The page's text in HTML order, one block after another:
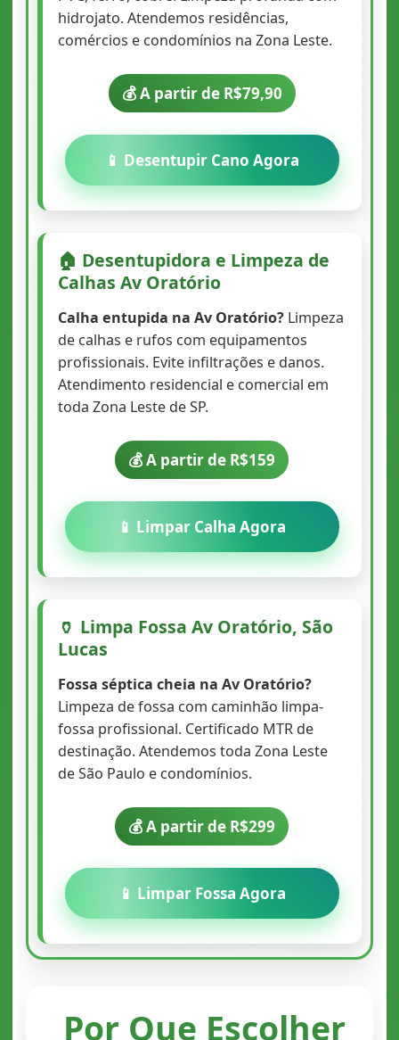
hidrojato. Atendemos residências,
comércios e condomínios na Zona Leste.
💰 A partir de R$79,90
📱 Desentupir Cano Agora
🏠 Desentupidora e Limpeza de
Calhas Av Oratório
Calha entupida na Av Oratório?Limpeza
de calhas e rufos com equipamentos
profissionais. Evite infiltrações e danos.
Atendimento residencial e comercial em
toda Zona Leste de SP.
💰 A partir de R$159
📱 Limpar Calha Agora
🏺 Limpa Fossa Av Oratório, São
Lucas
Fossa séptica cheia na Av Oratório?
Limpeza de fossa com caminhão limpa-
fossa profissional. Certificado MTR de
destinação. Atendemos toda Zona Leste
de São Paulo e condomínios.
💰 A partir de R$299
📱 Limpar Fossa Agora
Por Que Escolher